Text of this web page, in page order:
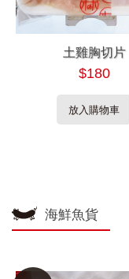
土雞胸切片
$180
放入購物車
海鮮魚貨